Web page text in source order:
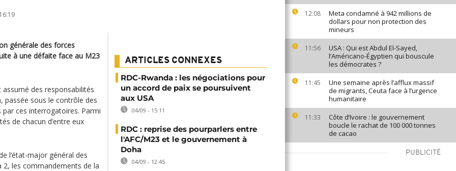
12:08
Meta condamné à 942 millions de
dollars pour non protection des
mineurs
11:56
USA : Qui est Abdul El-Sayed,
l’Américano-Égyptien qui bouscule
les démocrates ?
11:45
Une semaine après l’afflux massif
de migrants, Ceuta face à l’urgence
humanitaire
11:33
Côte d’Ivoire : le gouvernement
boucle le rachat de 100 000 tonnes
de cacao
PUBLICITÉ
générale des forces
à une défaite face au M23
des responsabilités
passée sous le contrôle des
ces interrogatoires. Parmi
de chacun d’entre eux
l’état-major général des
2, les commandements de la
ARTICLES CONNEXES
RDC-Rwanda : les négociations pour
un accord de paix se poursuivent
aux USA
04/09 - 15:11
RDC : reprise des pourparlers entre
l'AFC/M23 et le gouvernement à
Doha
04/09 - 12:45